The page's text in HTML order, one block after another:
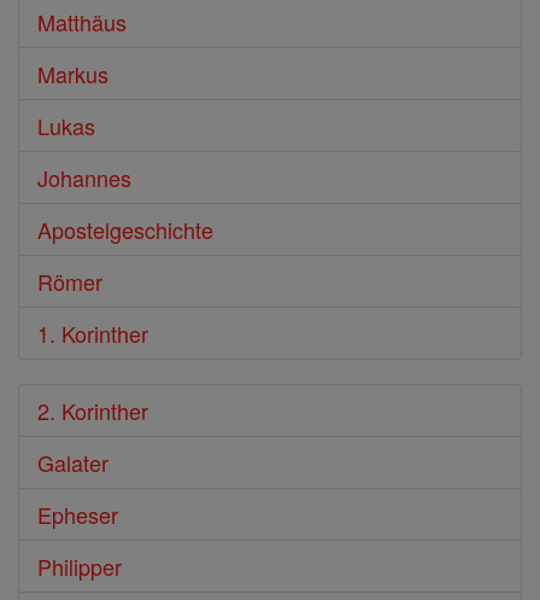
Matthäus
Markus
Lukas
Johannes
Apostelgeschichte
Römer
1. Korinther
2. Korinther
Galater
Epheser
Philipper